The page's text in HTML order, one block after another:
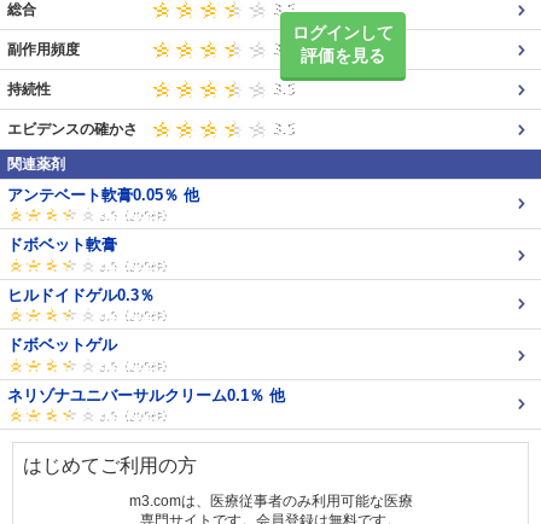
ログインして
評価を見る
総合
副作用頻度
持続性
エビデンスの確かさ
関連薬剤
アンテベート軟膏0.05％ 他
ドボベット軟膏
ヒルドイドゲル0.3％
ドボベットゲル
ネリゾナユニバーサルクリーム0.1％ 他
はじめてご利用の方
m3.comは、医療従事者のみ利用可能な医療
専門サイトです。会員登録は無料です。